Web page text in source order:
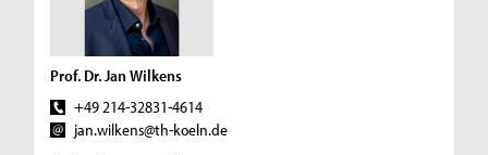
Prof. Dr. Jan Wilkens
+49 214-32831-4614
jan.wilkens@th-koeln.de